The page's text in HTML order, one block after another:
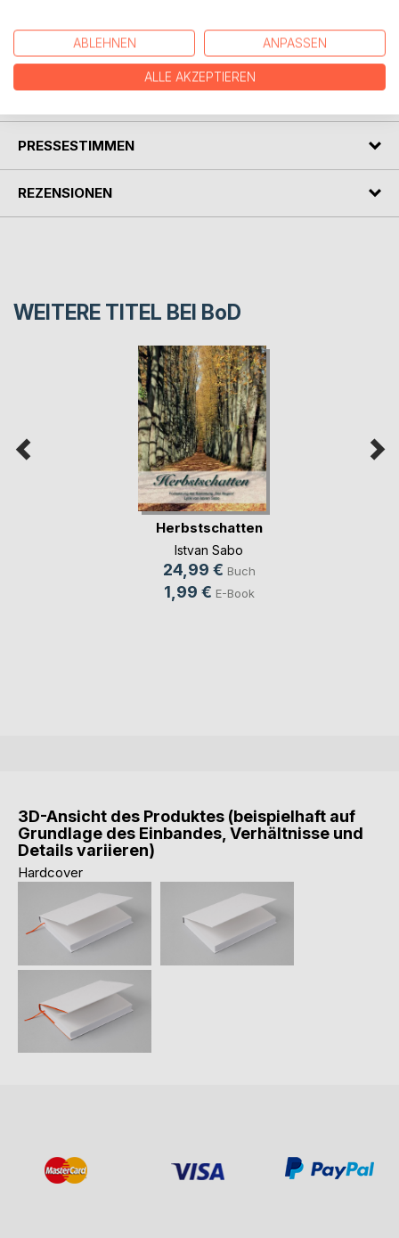
Darum gab ich meinem ersten lyrischen Band den Titel:
“Der Beginn“.
PRESSESTIMMEN
REZENSIONEN
WEITERE TITEL BEI BoD
Herbstschatten
Istvan Sabo
24,99 € Buch
1,99 € E-Book
3D-Ansicht des Produktes (beispielhaft auf
Grundlage des Einbandes, Verhältnisse und
Details variieren)
Hardcover
ABLEHNEN ANPASSEN
ALLE AKZEPTIEREN